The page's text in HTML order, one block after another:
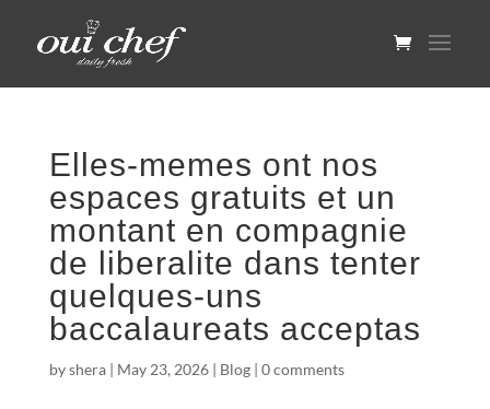
Elles-memes ont nos
espaces gratuits et un
montant en compagnie
de liberalite dans tenter
quelques-uns
baccalaureats acceptas
byshera| May 23, 2026| Blog| 0 comments